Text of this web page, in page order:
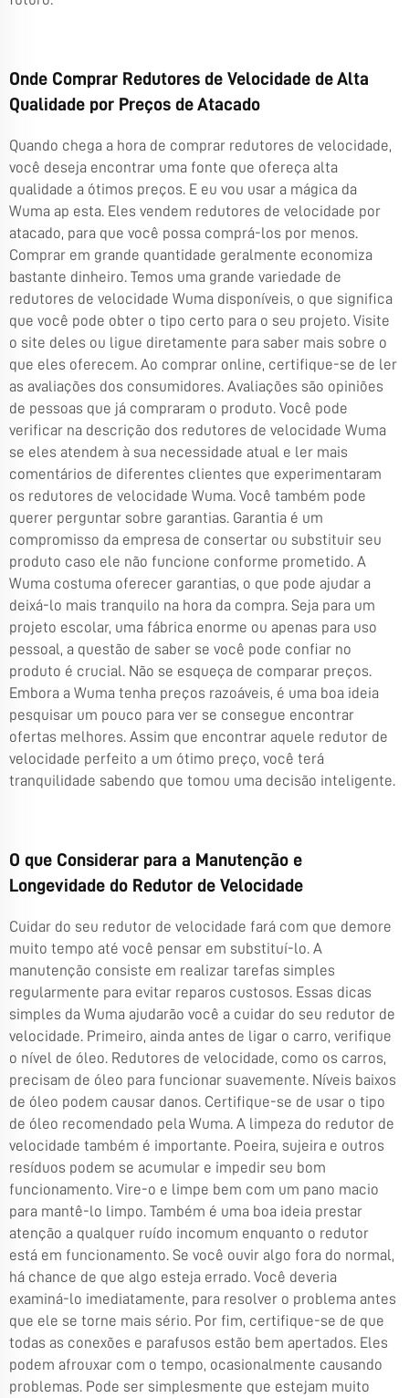
Onde Comprar Redutores de Velocidade de Alta
Qualidade por Preços de Atacado
Quando chega a hora de comprar redutores de velocidade,
você deseja encontrar uma fonte que ofereça alta
qualidade a ótimos preços. E eu vou usar a mágica da
Wuma ap esta. Eles vendem redutores de velocidade por
atacado, para que você possa comprá-los por menos.
Comprar em grande quantidade geralmente economiza
bastante dinheiro. Temos uma grande variedade de
redutores de velocidade Wuma disponíveis, o que significa
que você pode obter o tipo certo para o seu projeto. Visite
o site deles ou ligue diretamente para saber mais sobre o
que eles oferecem. Ao comprar online, certifique-se de ler
as avaliações dos consumidores. Avaliações são opiniões
de pessoas que já compraram o produto. Você pode
verificar na descrição dos redutores de velocidade Wuma
se eles atendem à sua necessidade atual e ler mais
comentários de diferentes clientes que experimentaram
os redutores de velocidade Wuma. Você também pode
querer perguntar sobre garantias. Garantia é um
compromisso da empresa de consertar ou substituir seu
produto caso ele não funcione conforme prometido. A
Wuma costuma oferecer garantias, o que pode ajudar a
deixá-lo mais tranquilo na hora da compra. Seja para um
projeto escolar, uma fábrica enorme ou apenas para uso
pessoal, a questão de saber se você pode confiar no
produto é crucial. Não se esqueça de comparar preços.
Embora a Wuma tenha preços razoáveis, é uma boa ideia
pesquisar um pouco para ver se consegue encontrar
ofertas melhores. Assim que encontrar aquele redutor de
velocidade perfeito a um ótimo preço, você terá
tranquilidade sabendo que tomou uma decisão inteligente.
O que Considerar para a Manutenção e
Longevidade do Redutor de Velocidade
Cuidar do seu redutor de velocidade fará com que demore
muito tempo até você pensar em substituí-lo. A
manutenção consiste em realizar tarefas simples
regularmente para evitar reparos custosos. Essas dicas
simples da Wuma ajudarão você a cuidar do seu redutor de
velocidade. Primeiro, ainda antes de ligar o carro, verifique
o nível de óleo. Redutores de velocidade, como os carros,
precisam de óleo para funcionar suavemente. Níveis baixos
de óleo podem causar danos. Certifique-se de usar o tipo
de óleo recomendado pela Wuma. A limpeza do redutor de
velocidade também é importante. Poeira, sujeira e outros
resíduos podem se acumular e impedir seu bom
funcionamento. Vire-o e limpe bem com um pano macio
para mantê-lo limpo. Também é uma boa ideia prestar
atenção a qualquer ruído incomum enquanto o redutor
está em funcionamento. Se você ouvir algo fora do normal,
há chance de que algo esteja errado. Você deveria
examiná-lo imediatamente, para resolver o problema antes
que ele se torne mais sério. Por fim, certifique-se de que
todas as conexões e parafusos estão bem apertados. Eles
podem afrouxar com o tempo, ocasionalmente causando
problemas. Pode ser simplesmente que estejam muito